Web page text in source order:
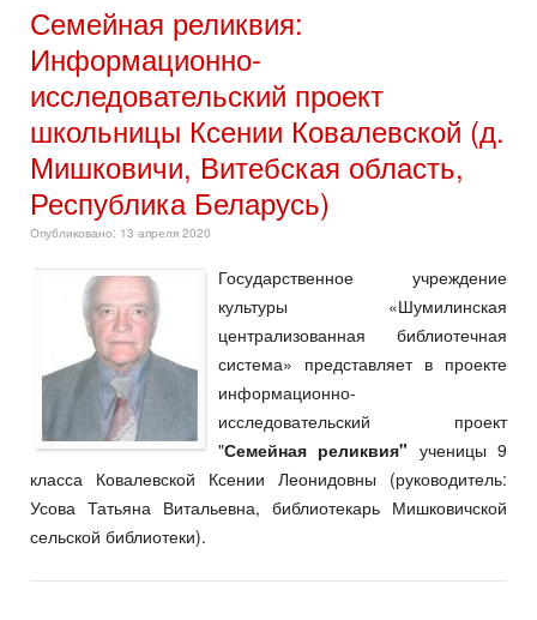
Семейная реликвия:
Информационно-
исследовательский проект
школьницы Ксении Ковалевской (д.
Мишковичи, Витебская область,
Республика Беларусь)
Опубликовано: 13 апреля 2020
Государственное учреждение
культуры «Шумилинская
централизованная библиотечная
система» представляет в проекте
информационно-
исследовательский проект
"Семейная реликвия" ученицы 9
класса Ковалевской Ксении Леонидовны (руководитель:
Усова Татьяна Витальевна, библиотекарь Мишковичской
сельской библиотеки).